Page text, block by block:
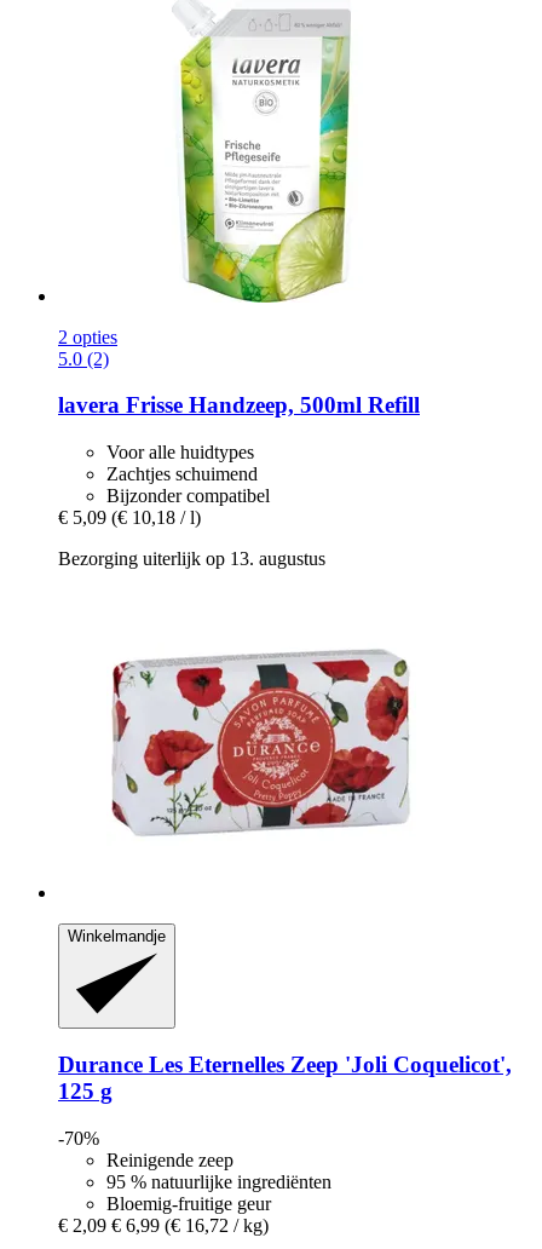
2 opties
5.0 (2)
lavera Frisse Handzeep, 500ml Refill
Voor alle huidtypes
Zachtjes schuimend
Bijzonder compatibel
€ 5,09 (€ 10,18 / l)
Bezorging uiterlijk op 13. augustus
Winkelmandje
Durance Les Eternelles Zeep 'Joli Coquelicot',
125 g
-70%
Reinigende zeep
95 % natuurlijke ingrediënten
Bloemig-fruitige geur
€ 2,09 € 6,99 (€ 16,72 / kg)